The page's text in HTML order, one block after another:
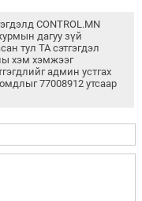
CONTROL.MN
дагуу зүй
тул ТА сэтгэгдэл
хэм хэмжээг
админ устгах
77008912 утсаар